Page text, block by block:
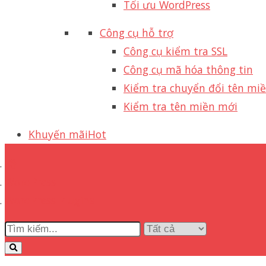
Tối ưu WordPress
Công cụ hỗ trợ
Công cụ kiểm tra SSL
Công cụ mã hóa thông tin
Kiểm tra chuyển đổi tên
Kiểm tra tên miền mới
Khuyến mãiHot